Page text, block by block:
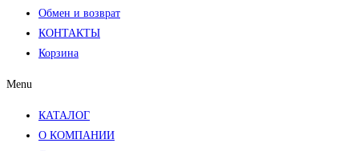
Обмен и возврат
КОНТАКТЫ
Корзина
Menu
КАТАЛОГ
О КОМПАНИИ